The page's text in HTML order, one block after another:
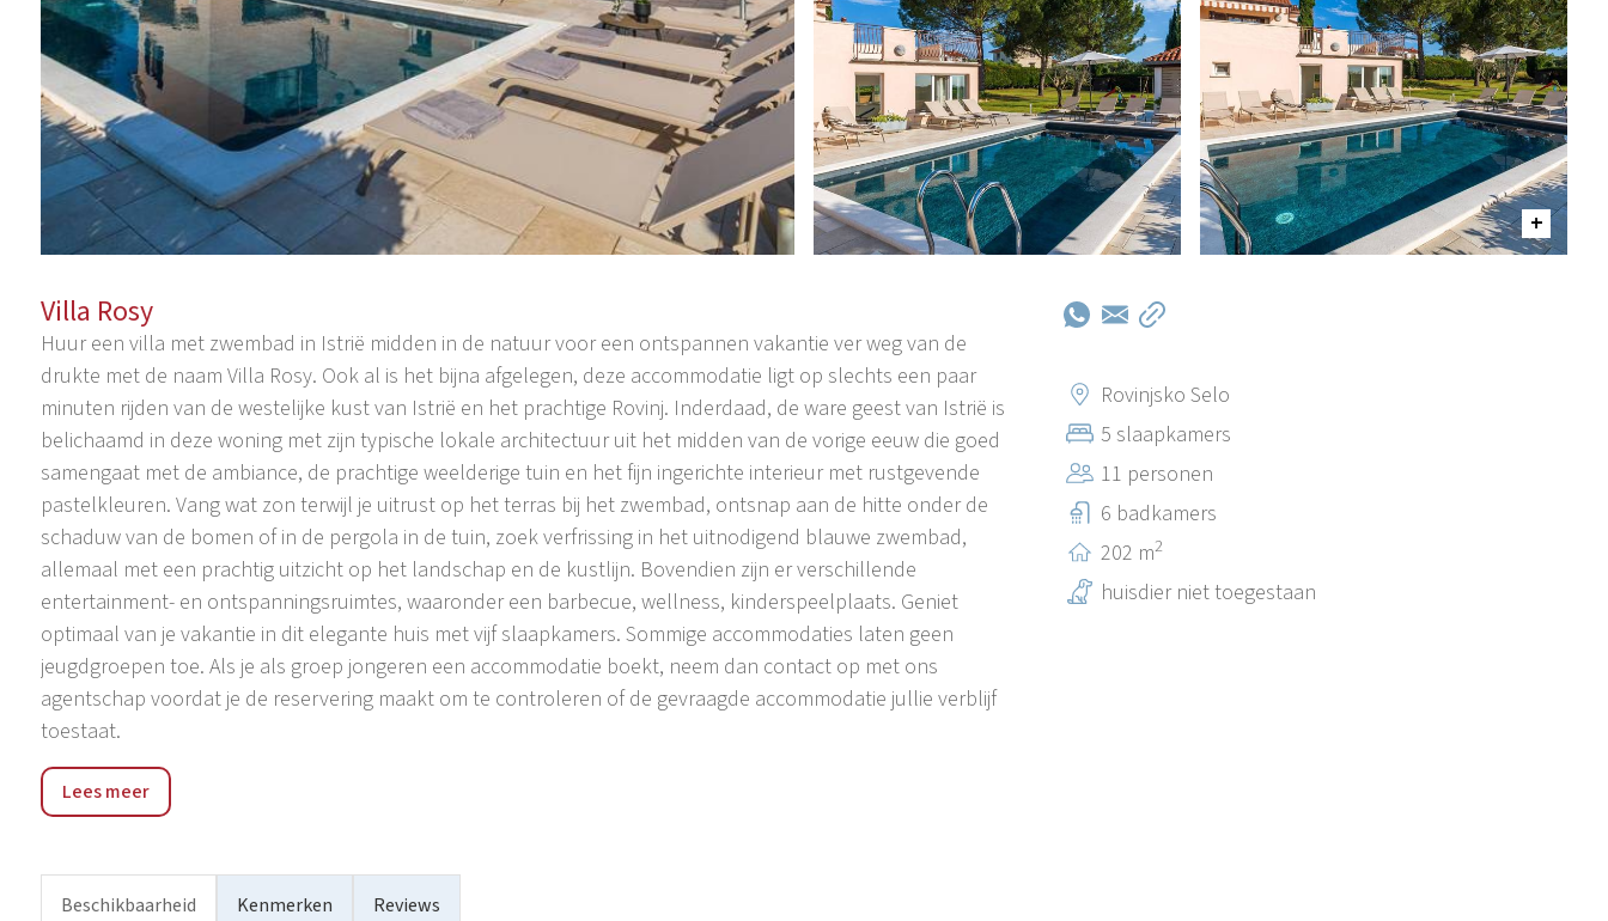
Villa Rosy
Huur een villa met zwembad in Istrië midden in de natuur voor een ontspannen vakantie ver weg van de
drukte met de naam Villa Rosy. Ook al is het bijna afgelegen, deze accommodatie ligt op slechts een paar
minuten rijden van de westelijke kust van Istrië en het prachtige Rovinj. Inderdaad, de ware geest van Istrië is
belichaamd in deze woning met zijn typische lokale architectuur uit het midden van de vorige eeuw die goed
samengaat met de ambiance, de prachtige weelderige tuin en het fijn ingerichte interieur met rustgevende
pastelkleuren. Vang wat zon terwijl je uitrust op het terras bij het zwembad, ontsnap aan de hitte onder de
schaduw van de bomen of in de pergola in de tuin, zoek verfrissing in het uitnodigend blauwe zwembad,
allemaal met een prachtig uitzicht op het landschap en de kustlijn. Bovendien zijn er verschillende
entertainment- en ontspanningsruimtes, waaronder een barbecue, wellness, kinderspeelplaats. Geniet
optimaal van je vakantie in dit elegante huis met vijf slaapkamers. Sommige accommodaties laten geen
jeugdgroepen toe. Als je als groep jongeren een accommodatie boekt, neem dan contact op met ons
agentschap voordat je de reservering maakt om te controleren of de gevraagde accommodatie jullie verblijf
toestaat.
Rovinjsko selo is een plaats gelegen op een heuvel met een spectaculair uitzicht op de Rovinj Archipel. Het is
een van de grootste Istrische dorpen en kan vrijelijk een buitenwijk van Rovinj genoemd worden, vooral
stichtingsjaar - 1526. De lokale bevolking houdt zich van oudsher bezig met wijnbouw en wijnproductie, dus
Lees meer
Rovinjsko Selo
5 slaapkamers
11 personen
6 badkamers
202 m2
huisdier niet toegestaan
Beschikbaarheid Kenmerken Reviews